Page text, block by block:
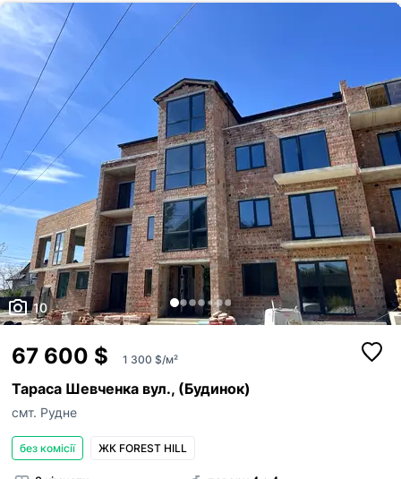
комісії для покупця! Телефонуйте — покажу квартиру, яка реально
відрізняється від типових варіантів на ринк...
10
67 600 $ 1 300 $/м²
Тараса Шевченка вул., (Будинок)
смт. Рудне
без комісії ЖК FOREST HILL